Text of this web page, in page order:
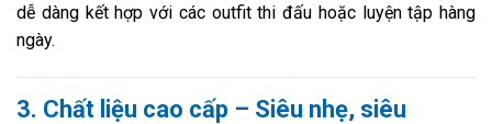
dễ dàng kết hợp với các outfit thi đấu hoặc luyện tập hàng
ngày.
3. Chất liệu cao cấp – Siêu nhẹ, siêu